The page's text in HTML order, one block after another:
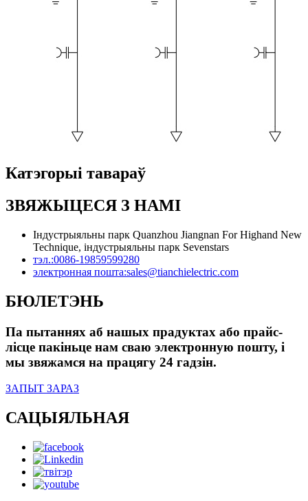
Катэгорыі тавараў
ЗВЯЖЫЦЕСЯ З НАМІ
Індустрыяльны парк Quanzhou Jiangnan For Highand New
Technique, індустрыяльны парк Sevenstars
тэл.:0086-19859599280
электронная пошта:sales@tianchielectric.com
БЮЛЕТЭНЬ
Па пытаннях аб нашых прадуктах або прайс-
лісце пакіньце нам сваю электронную пошту, і
мы звяжамся на працягу 24 гадзін.
ЗАПЫТ ЗАРАЗ
САЦЫЯЛЬНАЯ